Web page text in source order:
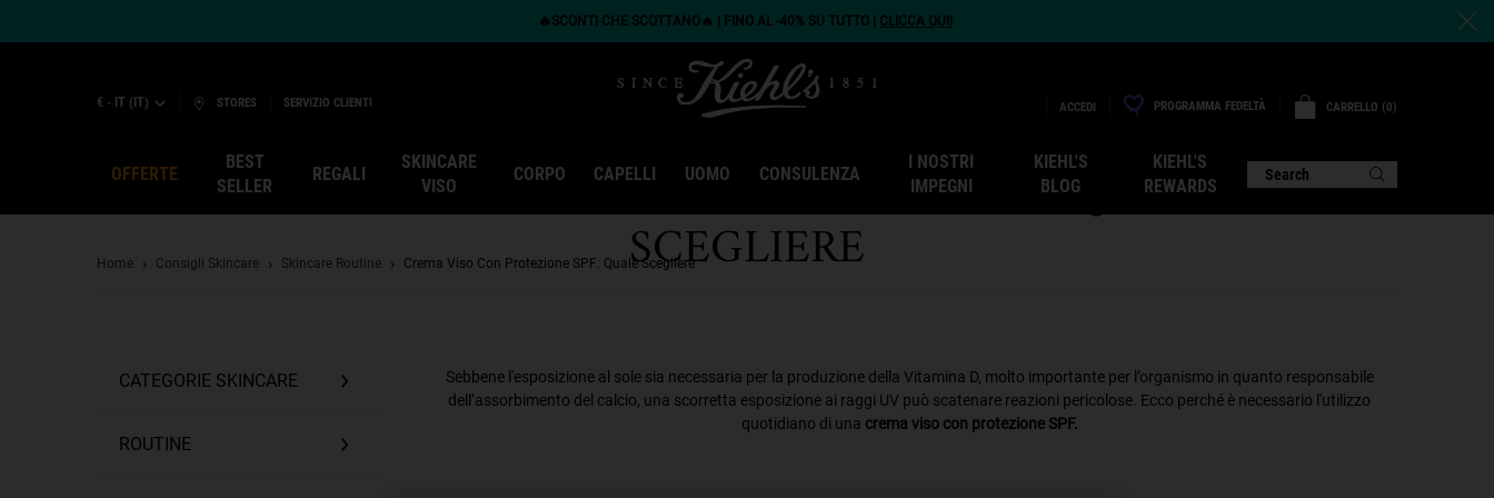
🔥SCONTI CHE SCOTTANO🔥 | FINO AL -40% SU TUTTO | CLICCA QUI!
€ - IT (IT) STORES SERVIZIO CLIENTI ACCEDI PROGRAMMA FEDELTÀ CARRELLO 0
0 PRODOTTO
OFFERTE
BEST
SELLER
REGALI
SKINCARE
VISO
CORPO CAPELLI UOMO CONSULENZA
I NOSTRI
IMPEGNI
KIEHL'S
BLOG
KIEHL'S
REWARDS
Search
CREMA VISO CON PROTEZIONE SPF: QUALE
SCEGLIERE
Home Consigli Skincare Skincare Routine Crema Viso Con Protezione SPF: Quale Scegliere
CATEGORIE SKINCARE
ROUTINE
Sebbene l'esposizione al sole sia necessaria per la produzione della Vitamina D, molto importante per l’organismo in quanto responsabile
dell’assorbimento del calcio, una scorretta esposizione ai raggi UV può scatenare reazioni pericolose. Ecco perché è necessario l'utilizzo
quotidiano di una crema viso con protezione SPF.